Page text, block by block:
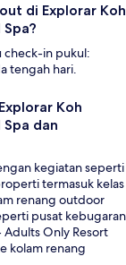
di Explorar Koh
check-in pukul:
tengah hari.
Koh
dan
kegiatan seperti
termasuk kelas
renang outdoor
pusat kebugaran
Adults Only Resort
kolam renang